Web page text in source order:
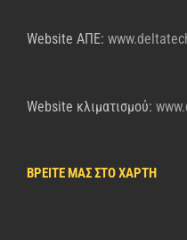
Website AΠΕ:
Website κλιματισμού:
ΒΡΕΙΤΕ ΜΑΣ ΣΤΟ ΧΑΡΤΗ